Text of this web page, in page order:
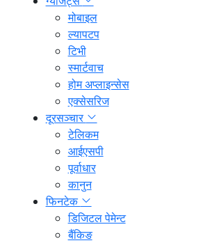
मोबाइल
ल्यापटप
टिभी
स्मार्टवाच
होम अप्लाइन्सेस
एक्सेसरिज
दूरसञ्चार
टेलिकम
आईएसपी
पूर्वाधार
कानुन
फिनटेक
डिजिटल पेमेन्ट
बैंकिङ